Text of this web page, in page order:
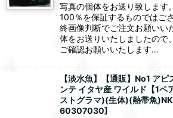
写真の個体をお送り致します
100％を保証するものではご
終画像判断でご注文お願いい
体をお送りいたしましたので
ご確認お願いいたします…
【淡水魚】【通販】No1 ア
ンテ イタヤ産 ワイルド【1ペ
ストグラマ)(生体)(熱帯魚
60307030]